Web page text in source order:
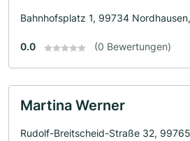
Bahnhofsplatz 1, 99734
0.0 (0 Bewertungen)
Martina Werner
Rudolf-Breitscheid-Straße 32,